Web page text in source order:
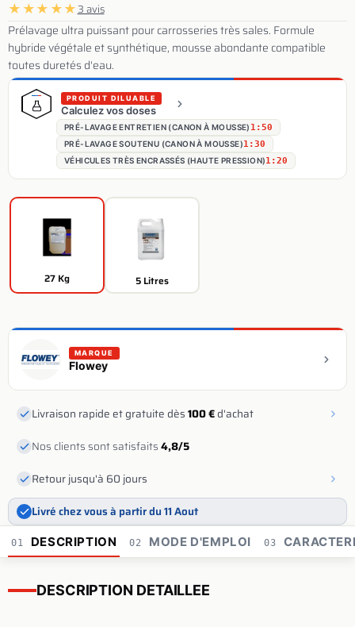
★ ★★ ★★3 avis
Prélavage ultra puissant pour carrosseries très sales. Formule
hybride végétale et synthétique, mousse abondante compatible
toutes duretés d'eau.
PRODUIT DILUABLE
Calculez vos doses
PRÉ-LAVAGE ENTRETIEN (CANON À MOUSSE) 1:50
PRÉ-LAVAGE SOUTENU (CANON À MOUSSE)1:30
VÉHICULES TRÈS ENCRASSÉS (HAUTE PRESSION)1:20
27 Kg 5 Litres
MARQUE
Flowey
Livraison rapide et gratuite dès100 €d'achat
Nos clients sont satisfaits4,8/5
Retour jusqu'à 60 jours
Livré chez vous à partir du 11 Aout
01 DESCRIPTION 02 MODE D'EMPLOI 03
DESCRIPTION DETAILLEE